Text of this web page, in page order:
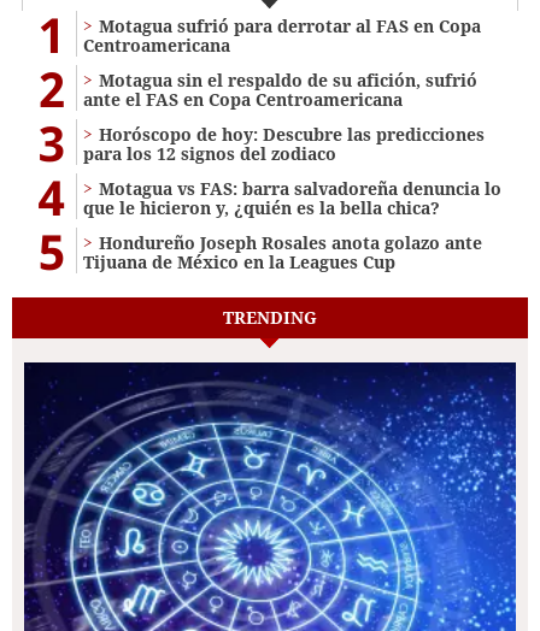
1
Motagua sufrió para derrotar al FAS en Copa
Centroamericana
2
Motagua sin el respaldo de su afición, sufrió
ante el FAS en Copa Centroamericana
3
Horóscopo de hoy: Descubre las predicciones
para los 12 signos del zodiaco
4
Motagua vs FAS: barra salvadoreña denuncia lo
que le hicieron y, ¿quién es la bella chica?
5
Hondureño Joseph Rosales anota golazo ante
Tijuana de México en la Leagues Cup
TRENDING